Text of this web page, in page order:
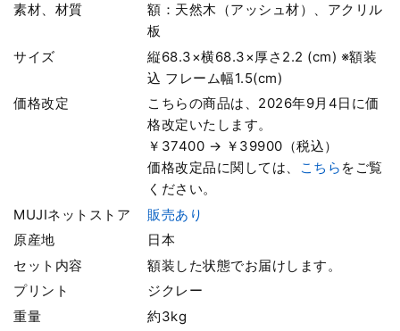
素材、材質
額：天然木（アッシュ材）、アクリル
板
サイズ
縦68.3×横68.3×厚さ2.2 (cm) ※額装
込 フレーム幅1.5(cm)
価格改定
こちらの商品は、2026年9月4日に価
格改定いたします。
￥37400 → ￥39900（税込）
価格改定品に関しては、
こちら をご覧
ください。
MUJIネットストア
販売あり
原産地
日本
セット内容
額装した状態でお届けします。
プリント
ジクレー
重量
約3kg